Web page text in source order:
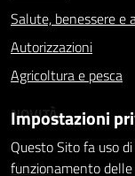
Salute, benessere e
Autorizzazioni
Agricoltura e pesca
NOVITÀ
Notizie
Impostazioni
Questo Sito fa uso
funzionamento